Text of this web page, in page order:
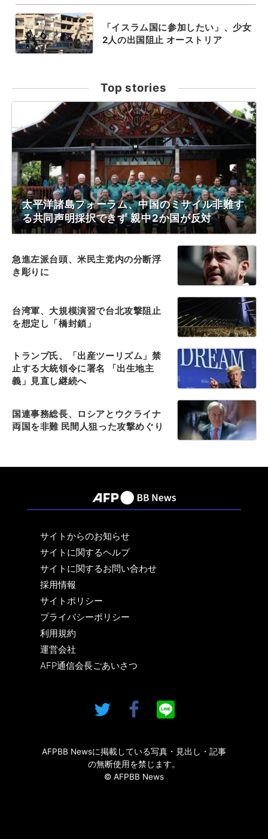
「イスラム国に参加したい」、少女
2人の出国阻止 オーストリア
Top stories
太平洋諸島フォーラム、中国のミサイル非難す
る共同声明採択できず 親中2か国が反対
急進左派台頭、米民主党内の分断浮
き彫りに
台湾軍、大規模演習で台北攻撃阻止
を想定し「橋封鎖」
トランプ氏、「出産ツーリズム」禁
止する大統領令に署名 「出生地主
義」見直し継続へ
国連事務総長、ロシアとウクライナ
両国を非難 民間人狙った攻撃めぐり
サイトからのお知らせ
サイトに関するヘルプ
サイトに関するお問い合わせ
採用情報
サイトポリシー
プライバシーポリシー
利用規約
運営会社
AFP通信会長ごあいさつ
AFPBB Newsに掲載している写真・見出し・記事
の無断使用を禁じます。
© AFPBB News